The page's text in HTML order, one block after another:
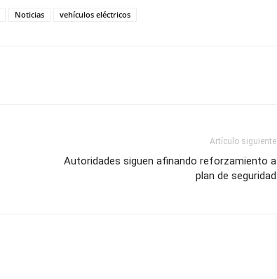
Noticias vehículos eléctricos
Artículo siguiente
Autoridades siguen afinando reforzamiento a
plan de seguridad